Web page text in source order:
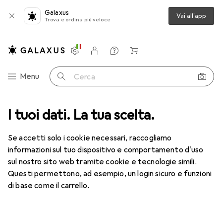
I tuoi dati. La tua scelta.
Se accetti solo i cookie necessari, raccogliamo
informazioni sul tuo dispositivo e comportamento d'uso
sul nostro sito web tramite cookie e tecnologie simili.
Questi permettono, ad esempio, un login sicuro e funzioni
di base come il carrello.
Galaxus
Trova e ordina più veloce Vai all'app
Categoria Navigazione
Menu Cerca
Impostazioni
Conto cliente
Liste di confronto
Liste dei desideri
Carrello
Forniture per ufficio Ordinare + Catalogare
Raccoglitore
Prodotti Forum